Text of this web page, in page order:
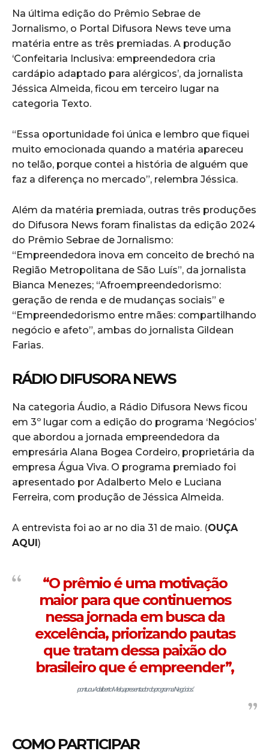
Na última edição do Prêmio Sebrae de
Jornalismo, o Portal Difusora News teve uma
matéria entre as três premiadas. A produção
‘Confeitaria Inclusiva: empreendedora cria
cardápio adaptado para alérgicos’, da jornalista
Jéssica Almeida, ficou em terceiro lugar na
categoria Texto.
“Essa oportunidade foi única e lembro que fiquei
muito emocionada quando a matéria apareceu
no telão, porque contei a história de alguém que
faz a diferença no mercado”, relembra Jéssica.
Além da matéria premiada, outras três produções
do Difusora News foram finalistas da edição 2024
do Prêmio Sebrae de Jornalismo:
“Empreendedora inova em conceito de brechó na
Região Metropolitana de São Luís”, da jornalista
Bianca Menezes; “Afroempreendedorismo:
geração de renda e de mudanças sociais” e
“Empreendedorismo entre mães: compartilhando
negócio e afeto”, ambas do jornalista Gildean
Farias.
RÁDIO DIFUSORA NEWS
Na categoria Áudio, a Rádio Difusora News ficou
em 3º lugar com a edição do programa ‘Negócios’
que abordou a jornada empreendedora da
empresária Alana Bogea Cordeiro, proprietária da
empresa Água Viva. O programa premiado foi
apresentado por Adalberto Melo e Luciana
Ferreira, com produção de Jéssica Almeida.
A entrevista foi ao ar no dia 31 de maio. (OUÇA
AQUI )
“O prêmio é uma motivação
maior para que continuemos
nessa jornada em busca da
excelência, priorizando pautas
que tratam dessa paixão do
brasileiro que é empreender”,
pontuou Adalberto Melo, apresentador do programa ‘Negócios’.
COMO PARTICIPAR